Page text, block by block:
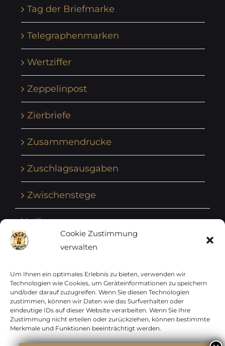
Cookie Zustimmung
verwalten
Um Ihnen ein optimales Erlebnis zu bieten, verwenden wir
Technologien wie Cookies, um Geräteinformationen zu speichern
und/oder darauf zuzugreifen. Wenn Sie diesen Technologien
zustimmen, können wir Daten wie das Surfverhalten oder
eindeutige IDs auf dieser Website verarbeiten. Wenn Sie Ihre
Zustimmung nicht erteilen oder zurückziehen, können bestimmte
Merkmale und Funktionen beeinträchtigt werden.
Tag der Briefmarke
Telegraphenmarken
Wertziffer
Zeppelinpost
Zierbriefe
Zusammendrucke
Zuschlagsausgaben
Zwischenstege
Vatikan
Vereinte Nationen
Vorphilatelie
Zensurbelege Österreich
Zensurbelege Schweiz